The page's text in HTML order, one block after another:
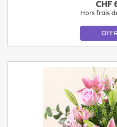
CHF
Hors frais